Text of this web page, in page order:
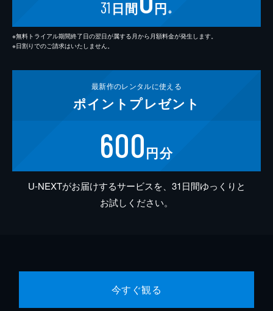
31 日間 円 ※
※無料トライアル期間終了日の翌日が属する月から月額料金が発生します。
※日割りでのご請求はいたしません。
最新作のレンタルに使える
ポイント プレゼント
600円分
U-NEXTがお届けするサービスを、31日間ゆっくりと
お試しください。
今すぐ観る